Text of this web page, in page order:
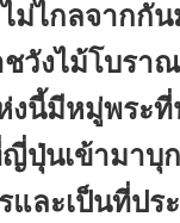
ม่ไกลจากกั
ชวังไม้โบรา
งนี้มีหมู่พระที่
ปุ่นเข้ามาบุ
และเป็นที่ป